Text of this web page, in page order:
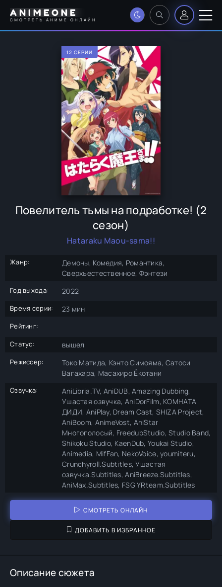
ANIMEONE
СМОТРЕТЬ АНИМЕ ОНЛАЙН
12 СЕРИИ
Повелитель тьмы на подработке! (2
сезон)
Hataraku Maou-sama!!
Жанр:
Демоны, Комедия, Романтика,
Сверхъестественное, Фэнтези
Год выхода: 2022
Время серии: 23 мин
Рейтинг:
Статус:
вышел
Режиссер:
Токо Матида, Кэнто Симояма, Сатоси
Вагахара, Масахиро Ёкотани
Озвучка:
AniLibria.TV, AniDUB, Amazing Dubbing,
Ушастая озвучка, AniDorFilm, КОМНАТА
ДИДИ, AniPlay, Dream Cast, SHIZA Project,
AniBoom, AnimeVost, AniStar
Многоголосый, FreedubStudio, Studio Band,
Shikoku Studio, KaenDub, Youkai Studio,
Animedia, MifFan, NekoVoice, youmiteru,
Crunchyroll.Subtitles, Ушастая
озвучка.Subtitles, AniBreeze.Subtitles,
AniMax.Subtitles, FSG YRteam.Subtitles
СМОТРЕТЬ ОНЛАЙН
ДОБАВИТЬ В ИЗБРАННОЕ
Описание сюжета